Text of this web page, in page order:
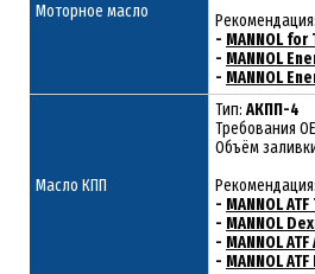
Моторное масло
Рекомендация:
- MANNOL
- MANNOL
- MANNOL
Масло КПП
Тип: АКПП-4
Требования
Объём
Рекомендация:
- MANNOL
- MANNOL
- MANNOL
- MANNOL